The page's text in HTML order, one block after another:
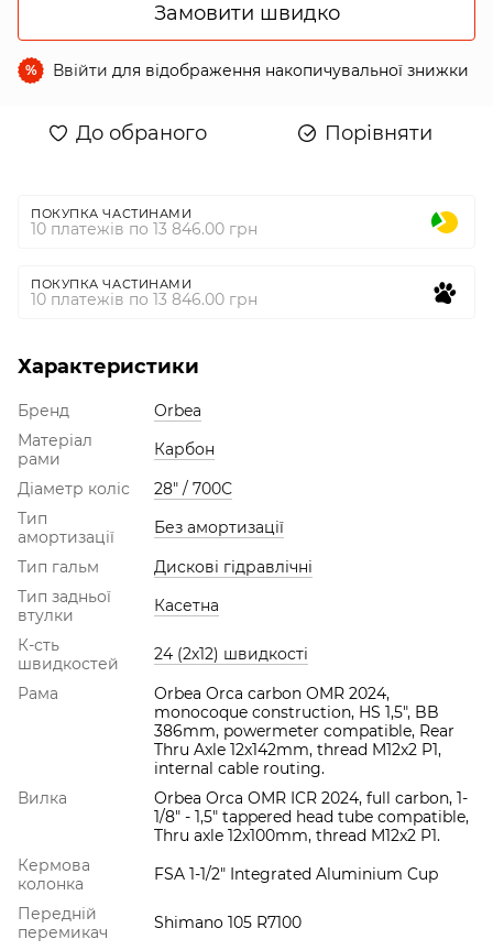
Замовити швидко
% Ввійти для відображення накопичувальної знижки
До обраного Порівняти
ПОКУПКА ЧАСТИНАМИ
10 платежів по 13 846.00 грн
ПОКУПКА ЧАСТИНАМИ
10 платежів по 13 846.00 грн
Характеристики
Бренд
Orbea
Матеріал
рами
Карбон
Діаметр коліс
28" / 700С
Тип
амортизації
Без амортизації
Тип гальм
Дискові гідравлічні
Тип задньої
втулки
Касетна
К-сть
швидкостей
24 (2х12) швидкості
Рама
Orbea Orca carbon OMR 2024,
monocoque construction, HS 1,5", BB
386mm, powermeter compatible, Rear
Thru Axle 12x142mm, thread M12x2 P1,
internal cable routing.
Вилка
Orbea Orca OMR ICR 2024, full carbon, 1-
1/8" - 1,5" tappered head tube compatible,
Thru axle 12x100mm, thread M12x2 P1.
Кермова
колонка
FSA 1-1/2" Integrated Aluminium Cup
Передній
перемикач
Shimano 105 R7100